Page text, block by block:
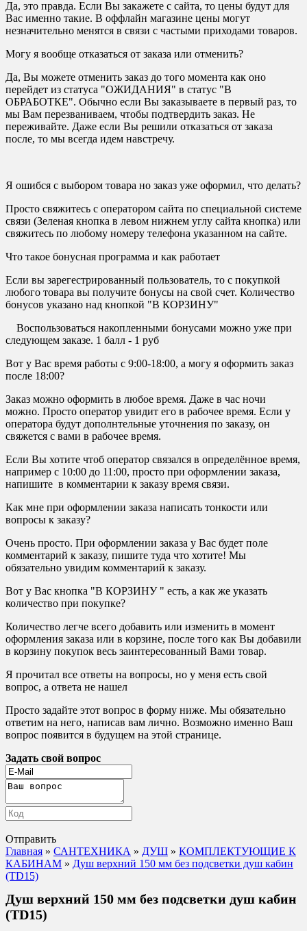
Да, это правда. Если Вы закажете с сайта, то цены будут для
Вас именно такие. В оффлайн магазине цены могут
незначительно менятся в связи с частыми приходами товаров.
Могу я вообще отказаться от заказа или отменить?
Да, Вы можете отменить заказ до того момента как оно
перейдет из статуса "ОЖИДАНИЯ" в статус "В
ОБРАБОТКЕ". Обычно если Вы заказываете в первый раз, то
мы Вам перезваниваем, чтобы подтвердить заказ. Не
переживайте. Даже если Вы решили отказаться от заказа
после, то мы всегда идем навстречу.
Я ошибся с выбором товара но заказ уже оформил, что делать?
Просто свяжитесь с оператором сайта по специальной системе
связи (Зеленая кнопка в левом нижнем углу сайта кнопка) или
свяжитесь по любому номеру телефона указанном на сайте.
Что такое бонусная программа и как работает
Если вы зарегестрированный пользователь, то с покупкой
любого товара вы получите бонусы на свой счет. Количество
бонусов указано над кнопкой "В КОРЗИНУ"
Воспользоваться накопленными бонусами можно уже при
следующем заказе. 1 балл - 1 руб
Вот у Вас время работы с 9:00-18:00, а могу я оформить заказ
после 18:00?
Заказ можно оформить в любое время. Даже в час ночи
можно. Просто оператор увидит его в рабочее время. Если у
оператора будут дополнтельные уточнения по заказу, он
свяжется с вами в рабочее время.
Если Вы хотите чтоб оператор связался в определённое время,
например с 10:00 до 11:00, просто при оформлении заказа,
напишите в комментарии к заказу время связи.
Как мне при оформлении заказа написать тонкости или
вопросы к заказу?
Очень просто. При оформлении заказа у Вас будет поле
комментарий к заказу, пишите туда что хотите! Мы
обязательно увидим комментарий к заказу.
Вот у Вас кнопка "В КОРЗИНУ " есть, а как же указать
количество при покупке?
Количество легче всего добавить или изменить в момент
оформления заказа или в корзине, после того как Вы добавили
в корзину покупок весь заинтересованный Вами товар.
Я прочитал все ответы на вопросы, но у меня есть свой
вопрос, а ответа не нашел
Просто задайте этот вопрос в форму ниже. Мы обязательно
ответим на него, написав вам лично. Возможно именно Ваш
вопрос появится в будущем на этой странице.
Задать свой вопрос
Отправить
Главная » САНТЕХНИКА » ДУШ » КОМПЛЕКТУЮЩИЕ К
КАБИНАМ » Душ верхний 150 мм без подсветки душ кабин
(TD15)
Душ верхний 150 мм без подсветки душ кабин
(TD15)